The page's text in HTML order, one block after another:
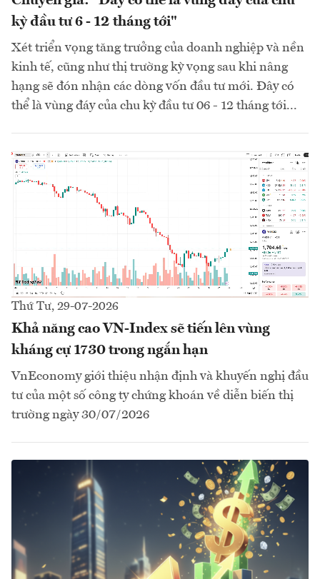
kỳ đầu tư 6 - 12 tháng tới"
Xét triển vọng tăng trưởng của doanh nghiệp và nền
kinh tế, cũng như thị trường kỳ vọng sau khi nâng
hạng sẽ đón nhận các dòng vốn đầu tư mới. Đây có
thể là vùng đáy của chu kỳ đầu tư 06 - 12 tháng tới...
Thứ Tư, 29-07-2026
Khả năng cao VN-Index sẽ tiến lên vùng
kháng cự 1730 trong ngắn hạn
VnEconomy giới thiệu nhận định và khuyến nghị đầu
tư của một số công ty chứng khoán về diễn biến thị
trường ngày 30/07/2026